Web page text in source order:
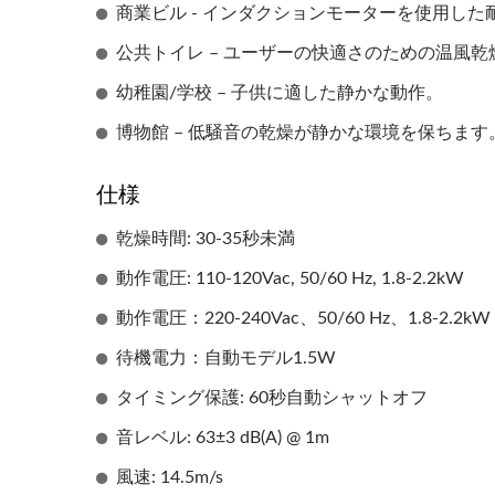
商業ビル - インダクションモーターを使用した
公共トイレ – ユーザーの快適さのための温風乾
幼稚園/学校 – 子供に適した静かな動作。
博物館 – 低騒音の乾燥が静かな環境を保ちます
仕様
乾燥時間: 30-35秒未満
動作電圧: 110-120Vac, 50/60 Hz, 1.8-2.2kW
動作電圧：220-240Vac、50/60 Hz、1.8-2.2kW
待機電力：自動モデル1.5W
タイミング保護: 60秒自動シャットオフ
音レベル: 63±3 dB(A) @ 1m
風速: 14.5m/s